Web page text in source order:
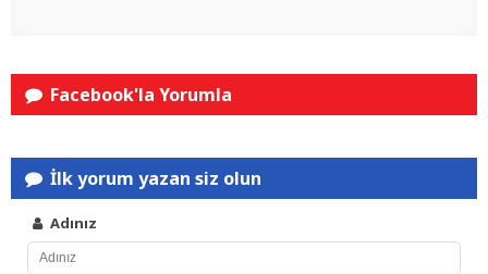
Facebook'la Yorumla
İlk yorum yazan siz olun
Adınız